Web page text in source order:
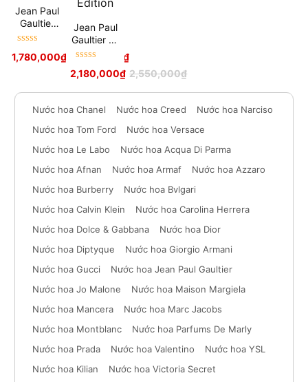
Jean Paul
Gaultier
Scandal
hạng5sao
1,780,000₫ 2,750,000 ₫
Jean Paul
Gaultier Le
Male
Edition
hạng5sao 2,550,000₫
2,180,000₫
Nước hoa Chanel Nước hoa Creed
Nước hoa Narciso
Nước hoa Tom Ford
Nước hoa Versace
Nước hoa Le Labo
Nước hoa Acqua Di Parma
Nước hoa Afnan
Nước hoa Armaf
Nước hoa Azzaro
Nước hoa Burberry
Nước hoa Bvlgari
Nước hoa Calvin Klein
Nước hoa Carolina Herrera
Nước hoa Dolce & Gabbana
Nước hoa Dior
Nước hoa Diptyque
Nước hoa Giorgio Armani
Nước hoa Gucci
Nước hoa Jean Paul Gaultier
Nước hoa Jo Malone
Nước hoa Maison Margiela
Nước hoa Mancera
Nước hoa Marc Jacobs
Nước hoa Montblanc
Nước hoa Parfums De Marly
Nước hoa Prada
Nước hoa Valentino
Nước hoa YSL
Nước hoa Kilian
Nước hoa Victoria Secret